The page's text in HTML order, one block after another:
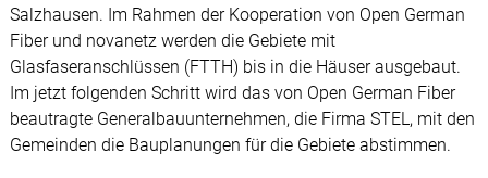
Salzhausen. Im Rahmen der Kooperation von Open German
Fiber und novanetz werden die Gebiete mit
Glasfaseranschlüssen (FTTH) bis in die Häuser ausgebaut.
Im jetzt folgenden Schritt wird das von Open German Fiber
beautragte Generalbauunternehmen, die Firma STEL, mit den
Gemeinden die Bauplanungen für die Gebiete abstimmen.